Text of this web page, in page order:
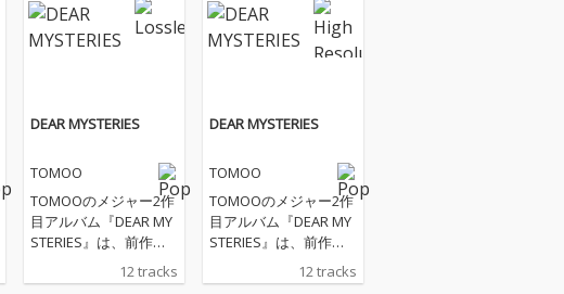
DEAR MYSTERIES
TOMOO
TOMOOのメジャー2作
目アルバム『DEAR MY
STERIES』は、前作か
ら約2年ぶりとなるフ
ルアルバム。TVアニメ
12 tracks
DEAR MYSTERIES
TOMOO
TOMOOのメジャー2作
目アルバム『DEAR MY
STERIES』は、前作か
ら約2年ぶりとなるフ
ルアルバム。TVアニメ
12 tracks